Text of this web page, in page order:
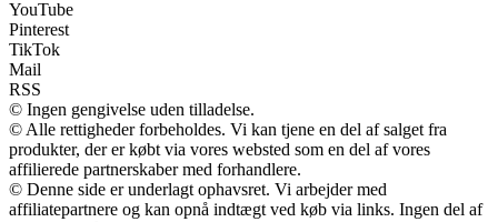
YouTube
Pinterest
TikTok
Mail
RSS
© Ingen gengivelse uden tilladelse.
© Alle rettigheder forbeholdes. Vi kan tjene en del af salget fra
produkter, der er købt via vores websted som en del af vores
affilierede partnerskaber med forhandlere.
© Denne side er underlagt ophavsret. Vi arbejder med
affiliatepartnere og kan opnå indtægt ved køb via links. Ingen del af